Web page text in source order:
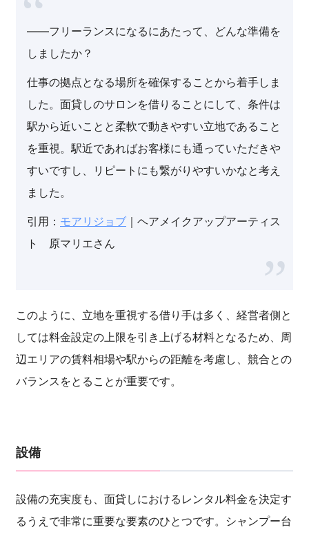
――フリーランスになるにあたって、どんな準備を
しましたか？
仕事の拠点となる場所を確保することから着手しま
した。面貸しのサロンを借りることにして、条件は
駅から近いことと柔軟で動きやすい立地であること
を重視。駅近であればお客様にも通っていただきや
すいですし、リピートにも繋がりやすいかなと考え
ました。
引用： モアリジョブ ｜ヘアメイクアップアーティス
ト 原マリエさん
このように、立地を重視する借り手は多く、経営者側と
しては料金設定の上限を引き上げる材料となるため、周
辺エリアの賃料相場や駅からの距離を考慮し、競合との
バランスをとることが重要です。
設備
設備の充実度も、面貸しにおけるレンタル料金を決定す
るうえで非常に重要な要素のひとつです。シャンプー台